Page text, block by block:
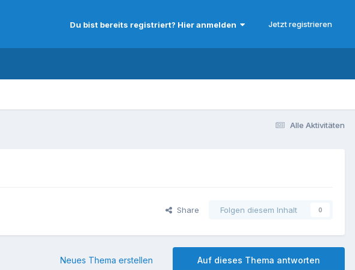
Du bist bereits registriert? Hier anmelden Jetzt registrieren
Alle Aktivitäten
Share Folgen diesem Inhalt 0
Auf dieses Thema antworten
Neues Thema erstellen